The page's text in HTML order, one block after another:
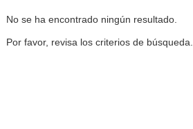
No se ha encontrado ningún resultado.
Por favor, revisa los criterios de búsqueda.